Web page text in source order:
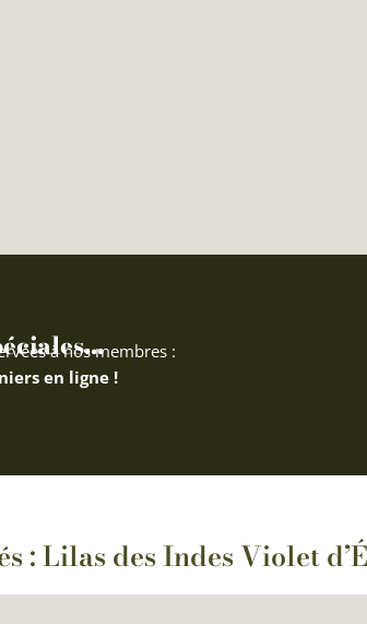
à nos membres :
en ligne !
: Lilas des Indes Violet